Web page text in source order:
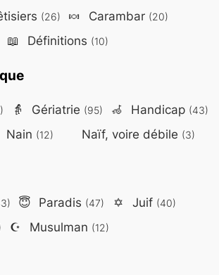
(26) 🍬 Carambar (20)
📖 Définitions (10)
👵 Gériatrie (95) 🦽 Handicap (43)
Nain (12) Naïf, voire débile (3)
😇 Paradis (47) ✡️ Juif (40)
☪️ Musulman (12)